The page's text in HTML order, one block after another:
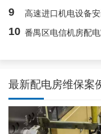
9 高速进口机电设备
10 番禺区电信机房配
最新配电房维保案
白云配电房要